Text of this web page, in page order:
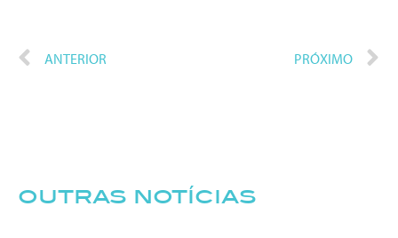
ANTERIOR PRÓXIMO
outras notícias